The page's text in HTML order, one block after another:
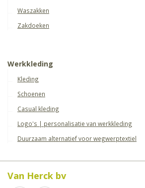
Waszakken
Zakdoeken
Werkkleding
Kleding
Schoenen
Casual kleding
Logo's | personalisatie van werkkleding
Duurzaam alternatief voor wegwerptextiel
Van Herck bv